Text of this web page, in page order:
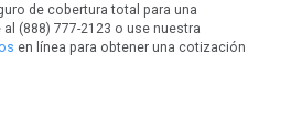
de cobertura total para una
(888) 777-2123 o use nuestra
en línea para obtener una cotización